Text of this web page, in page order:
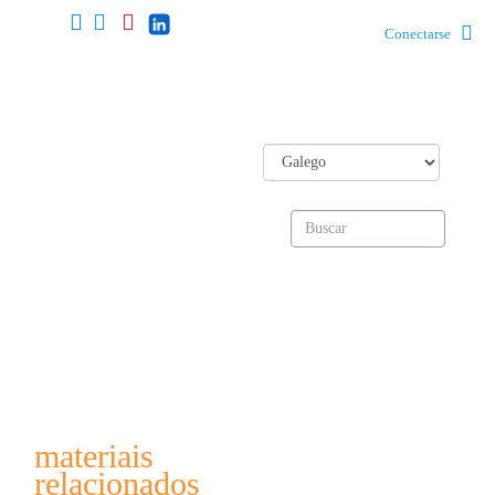
Conectarse
materiais
relacionados